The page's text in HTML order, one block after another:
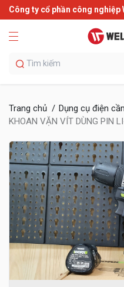
Công ty cổ phần công nghiệp
Trang chủ Dụng cụ điện
KHOAN VẶN VÍT DÙNG PIN